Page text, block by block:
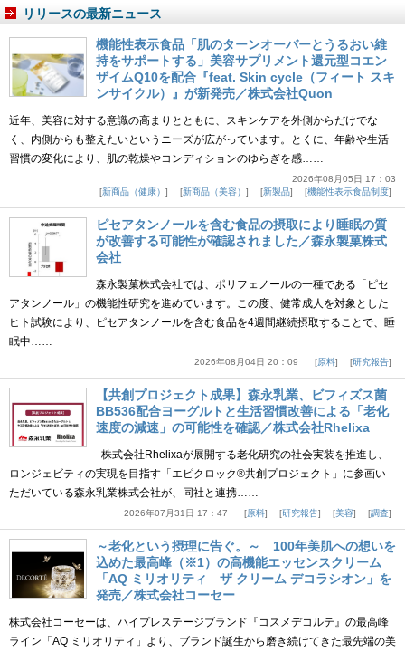
リリースの最新ニュース
機能性表示食品「肌のターンオーバーとうるおい維
持をサポートする」美容サプリメント還元型コエン
ザイムQ10を配合『feat. Skin cycle（フィート スキ
ンサイクル）』が新発売／株式会社Quon
近年、美容に対する意識の高まりとともに、スキンケアを外側からだけでな
く、内側からも整えたいというニーズが広がっています。とくに、年齢や生活
習慣の変化により、肌の乾燥やコンディションのゆらぎを感……
2026年08月05日 17：03
新商品（健康）
新商品（美容） 新製品 機能性表示食品制度
ピセアタンノールを含む食品の摂取により睡眠の質
が改善する可能性が確認されました／森永製菓株式
会社
森永製菓株式会社では、ポリフェノールの一種である「ピセ
アタンノール」の機能性研究を進めています。この度、健常成人を対象とした
ヒト試験により、ピセアタンノールを含む食品を4週間継続摂取することで、睡
眠中……
2026年08月04日 20：09 原料 研究報告
【共創プロジェクト成果】森永乳業、ビフィズス菌
BB536配合ヨーグルトと生活習慣改善による「老化
速度の減速」の可能性を確認／株式会社Rhelixa
株式会社Rhelixaが展開する老化研究の社会実装を推進し、
ロンジェビティの実現を目指す「エピクロック®共創プロジェクト」に参画い
ただいている森永乳業株式会社が、同社と連携……
2026年07月31日 17：47 原料 研究報告 美容 調査
～老化という摂理に告ぐ。～ 100年美肌への想いを
込めた最高峰（※1）の高機能エッセンスクリーム
「AQ ミリオリティ ザ クリーム デコラシオン」を
発売／株式会社コーセー
株式会社コーセーは、ハイプレステージブランド『コスメデコルテ』の最高峰
ライン「AQ ミリオリティ」より、ブランド誕生から磨き続けてきた最先端の美